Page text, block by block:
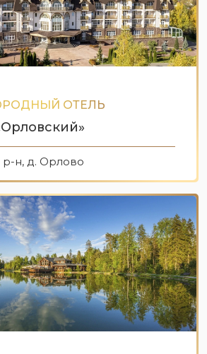
ОТЕЛЬ
н, д. Орлово